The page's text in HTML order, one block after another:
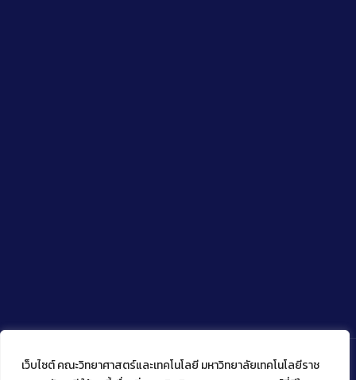
เว็บไซต์ คณะวิทยาศาสตร์และเทคโนโลยี มหาวิทยาลัยเทคโนโลยีราช